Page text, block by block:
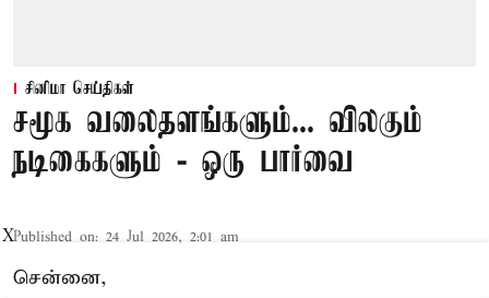
சினிமா செய்திகள்
சமூக வலைதளங்களும்... விலகும்
நடிகைகளும் - ஒரு பார்வை
Published on: 24 Jul 2026, 2:01 am
சென்னை,
X